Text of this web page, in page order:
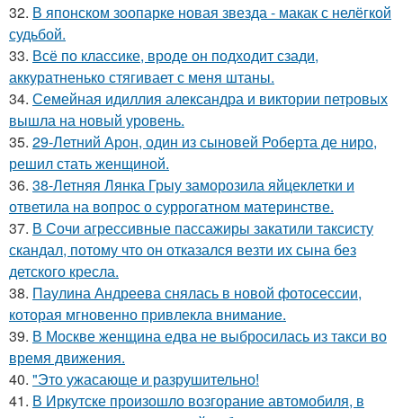
32. В японском зоопарке новая звезда - макак с нелёгкой
судьбой.
33. Всё по классике, вроде он подходит сзади,
аккуратненько стягивает с меня штаны.
34. Семейная идиллия александра и виктории петровых
вышла на новый уровень.
35. 29-Летний Арон, один из сыновей Роберта де ниро,
решил стать женщиной.
36. 38-Летняя Лянка Грыу заморозила яйцеклетки и
ответила на вопрос о суррогатном материнстве.
37. В Сочи агрессивные пассажиры закатили таксисту
скандал, потому что он отказался везти их сына без
детского кресла.
38. Паулина Андреева снялась в новой фотосессии,
которая мгновенно привлекла внимание.
39. В Москве женщина едва не выбросилась из такси во
время движения.
40. "Это ужасающе и разрушительно!
41. В Иркутске произошло возгорание автомобиля, в